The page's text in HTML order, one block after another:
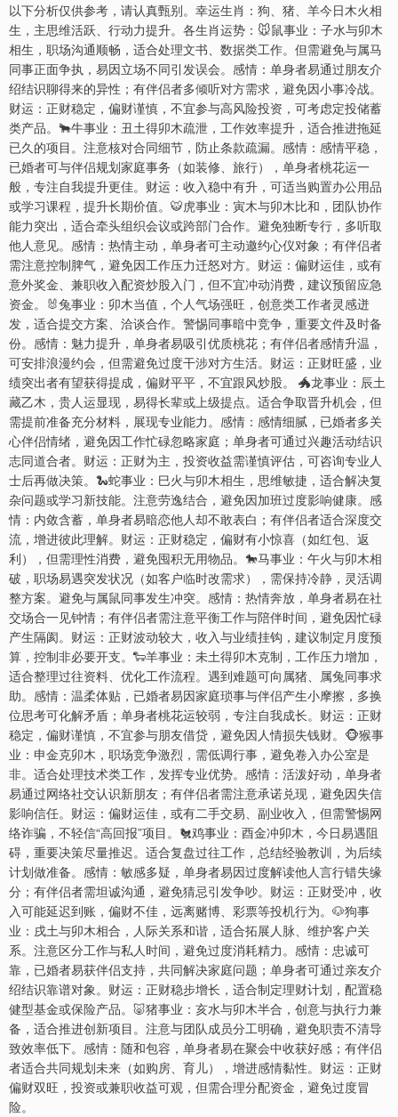
以下分析仅供参考，请认真甄别。幸运生肖：狗、猪、羊今日木火相
生，主思维活跃、行动力提升。各生肖运势：🐭鼠事业：子水与卯木
相生，职场沟通顺畅，适合处理文书、数据类工作。但需避免与属马
同事正面争执，易因立场不同引发误会。感情：单身者易通过朋友介
绍结识聊得来的异性；有伴侣者多倾听对方需求，避免因小事冷战。
财运：正财稳定，偏财谨慎，不宜参与高风险投资，可考虑定投储蓄
类产品。🐂牛事业：丑土得卯木疏泄，工作效率提升，适合推进拖延
已久的项目。注意核对合同细节，防止条款疏漏。感情：感情平稳，
已婚者可与伴侣规划家庭事务（如装修、旅行），单身者桃花运一
般，专注自我提升更佳。财运：收入稳中有升，可适当购置办公用品
或学习课程，提升长期价值。🐯虎事业：寅木与卯木比和，团队协作
能力突出，适合牵头组织会议或跨部门合作。避免独断专行，多听取
他人意见。感情：热情主动，单身者可主动邀约心仪对象；有伴侣者
需注意控制脾气，避免因工作压力迁怒对方。财运：偏财运佳，或有
意外奖金、兼职收入配资炒股入门，但不宜冲动消费，建议预留应急
资金。🐰兔事业：卯木当值，个人气场强旺，创意类工作者灵感迸
发，适合提交方案、洽谈合作。警惕同事暗中竞争，重要文件及时备
份。感情：魅力提升，单身者易吸引优质桃花；有伴侣者感情升温，
可安排浪漫约会，但需避免过度干涉对方生活。财运：正财旺盛，业
绩突出者有望获得提成，偏财平平，不宜跟风炒股。 🐲龙事业：辰土
藏乙木，贵人运显现，易得长辈或上级提点。适合争取晋升机会，但
需提前准备充分材料，展现专业能力。感情：感情细腻，已婚者多关
心伴侣情绪，避免因工作忙碌忽略家庭；单身者可通过兴趣活动结识
志同道合者。财运：正财为主，投资收益需谨慎评估，可咨询专业人
士后再做决策。🐍蛇事业：巳火与卯木相生，思维敏捷，适合解决复
杂问题或学习新技能。注意劳逸结合，避免因加班过度影响健康。感
情：内敛含蓄，单身者易暗恋他人却不敢表白；有伴侣者适合深度交
流，增进彼此理解。财运：正财稳定，偏财有小惊喜（如红包、返
利），但需理性消费，避免囤积无用物品。🐎马事业：午火与卯木相
破，职场易遇突发状况（如客户临时改需求），需保持冷静，灵活调
整方案。避免与属鼠同事发生冲突。感情：热情奔放，单身者易在社
交场合一见钟情；有伴侣者需注意平衡工作与陪伴时间，避免因忙碌
产生隔阂。财运：正财波动较大，收入与业绩挂钩，建议制定月度预
算，控制非必要开支。🐑羊事业：未土得卯木克制，工作压力增加，
适合整理过往资料、优化工作流程。遇到难题可向属猪、属兔同事求
助。感情：温柔体贴，已婚者易因家庭琐事与伴侣产生小摩擦，多换
位思考可化解矛盾；单身者桃花运较弱，专注自我成长。财运：正财
稳定，偏财谨慎，不宜参与朋友借贷，避免因人情损失钱财。🐵猴事
业：申金克卯木，职场竞争激烈，需低调行事，避免卷入办公室是
非。适合处理技术类工作，发挥专业优势。感情：活泼好动，单身者
易通过网络社交认识新朋友；有伴侣者需注意承诺兑现，避免因失信
影响信任。财运：偏财运佳，或有二手交易、副业收入，但需警惕网
络诈骗，不轻信“高回报”项目。🐔鸡事业：酉金冲卯木，今日易遇阻
碍，重要决策尽量推迟。适合复盘过往工作，总结经验教训，为后续
计划做准备。感情：敏感多疑，单身者易因过度解读他人言行错失缘
分；有伴侣者需坦诚沟通，避免猜忌引发争吵。财运：正财受冲，收
入可能延迟到账，偏财不佳，远离赌博、彩票等投机行为。🐶狗事
业：戌土与卯木相合，人际关系和谐，适合拓展人脉、维护客户关
系。注意区分工作与私人时间，避免过度消耗精力。感情：忠诚可
靠，已婚者易获伴侣支持，共同解决家庭问题；单身者可通过亲友介
绍结识靠谱对象。财运：正财稳步增长，适合制定理财计划，配置稳
健型基金或保险产品。🐷猪事业：亥水与卯木半合，创意与执行力兼
备，适合推进创新项目。注意与团队成员分工明确，避免职责不清导
致效率低下。感情：随和包容，单身者易在聚会中收获好感；有伴侣
者适合共同规划未来（如购房、育儿），增进感情黏性。财运：正财
偏财双旺，投资或兼职收益可观，但需合理分配资金，避免过度冒
险。